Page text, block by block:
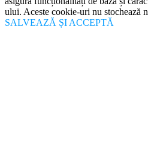
ului. Aceste cookie-uri nu stochează
SALVEAZĂ ȘI ACCEPTĂ